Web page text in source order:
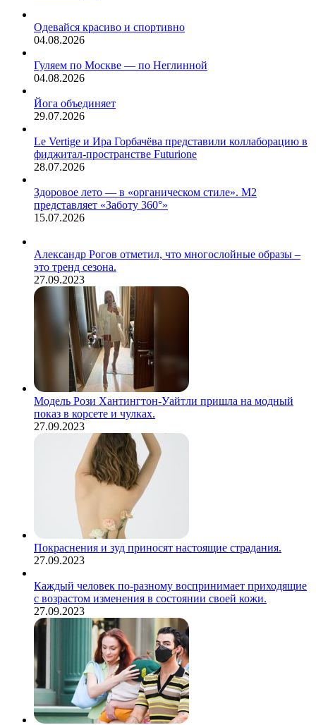
Одевайся красиво и спортивно
04.08.2026
Гуляем по Москве — по Неглинной
04.08.2026
Йога объединяет
29.07.2026
Le Vertige и Ира Горбачёва представили коллаборацию в
фиджитал-пространстве Futurione
28.07.2026
Здоровое лето — в «органическом стиле». М2
представляет «Заботу 360°»
15.07.2026
Александр Рогов отметил, что многослойные образы –
это тренд сезона.
27.09.2023
Модель Рози Хантингтон-Уайтли пришла на модный
показ в корсете и чулках.
27.09.2023
Покраснения и зуд приносят настоящие страдания.
27.09.2023
Каждый человек по-разному воспринимает приходящие
с возрастом изменения в состоянии своей кожи.
27.09.2023